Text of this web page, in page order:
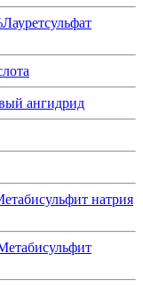
Лауретсульфат
ангидрид
натрия